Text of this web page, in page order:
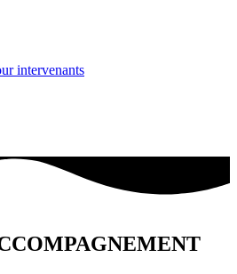
intervenants